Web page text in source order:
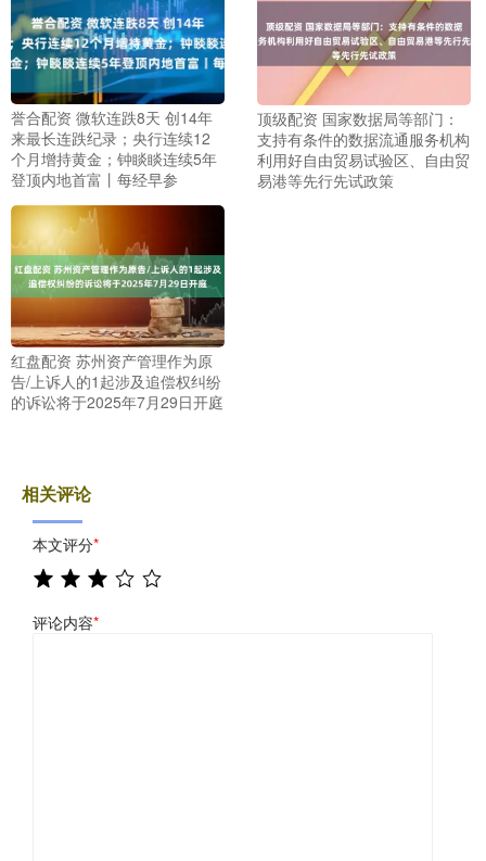
誉合配资 微软连跌8天 创14年
来最长连跌纪录；央行连续12
个月增持黄金；钟睒睒连续5年
登顶内地首富丨每经早参
顶级配资 国家数据局等部门：
支持有条件的数据流通服务机构
利用好自由贸易试验区、自由贸
易港等先行先试政策
红盘配资 苏州资产管理作为原
告/上诉人的1起涉及追偿权纠纷
的诉讼将于2025年7月29日开庭
相关评论
本文评分*
评论内容*